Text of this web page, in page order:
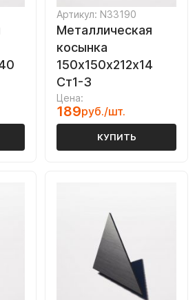
Артикул: N33190
Металлическая
косынка
150х150х212х14
Ст1-3
Цена:
189руб./шт.
КУПИТЬ